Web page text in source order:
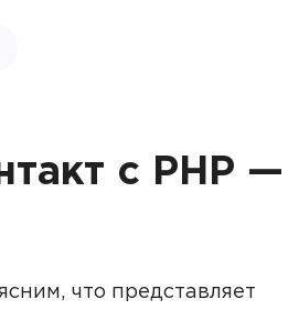
с PHP —
что представляет